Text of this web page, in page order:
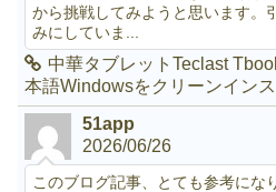
から挑戦してみようと思います。
みにしていま...
中華タブレットTeclast
本語Windowsをクリーンイン
51app
2026/06/26
このブログ記事、とても参考にな